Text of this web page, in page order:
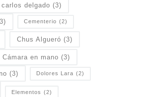
carlos delgado (3)
Cementerio (2)
Chus Algueró (3)
Cámara en mano (3)
(3) Dolores Lara (2)
Elementos (2)